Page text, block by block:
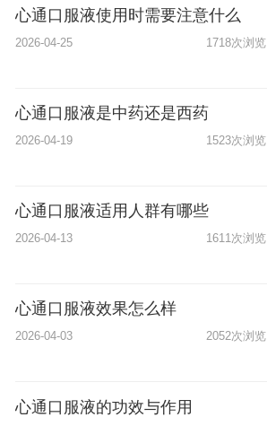
心通口服液使用时需要注意什么
2026-04-25 1718次浏览
心通口服液是中药还是西药
2026-04-19 1523次浏览
心通口服液适用人群有哪些
2026-04-13 1611次浏览
心通口服液效果怎么样
2026-04-03 2052次浏览
心通口服液的功效与作用